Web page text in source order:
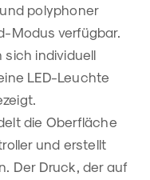
polyphoner
Modus verfügbar.
sich individuell
LED-Leuchte
die Oberfläche
und erstellt
Der Druck, der auf